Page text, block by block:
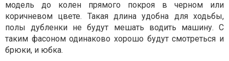
модель до колен прямого покроя в черном или
коричневом цвете. Такая длина удобна для ходьбы,
полы дубленки не будут мешать водить машину. С
таким фасоном одинаково хорошо будут смотреться и
брюки, и юбка.